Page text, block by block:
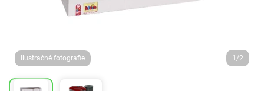
Ilustračné fotografie 1/2